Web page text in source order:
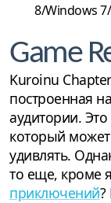
8/Windows
Game
Kuroinu
построенная
аудитории.
который
удивлять.
то еще, кроме
приключений?